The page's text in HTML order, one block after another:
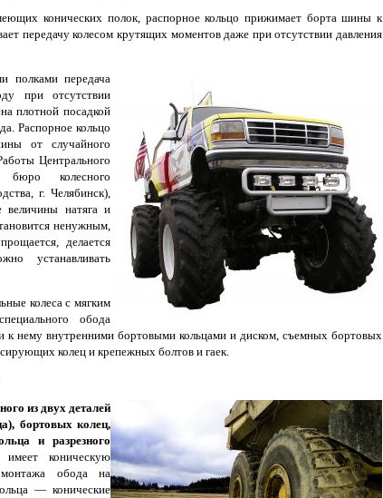
конических полок, распорное кольцо прижимает борта шины к
передачу колесом крутящих моментов даже при отсутствии давления
полками передача
при отсутствии
плотной посадкой
Распорное кольцо
от случайного
Центрального
бюро колесного
г. Челябинск),
величины натяга и
ненужным,
делается
устанавливать
колеса с мягким
обода
к нему внутренними бортовыми кольцами и диском, съемных бортовых
колец и крепежных болтов и гаек.
из двух деталей
бортовых колец,
и разрезного
коническую
обода на
— конические